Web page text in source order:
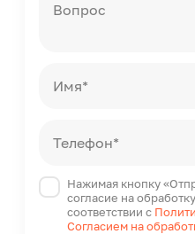
Вопрос
Имя*
Телефон*
Нажимая кнопку
согласие на
соответствии с
Согласием на